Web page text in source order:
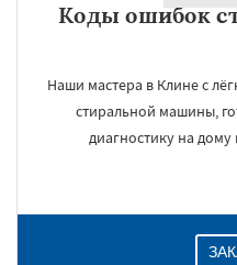
Коды ошибок
Наши мастера в Клине с
стиральной машины,
диагностику на